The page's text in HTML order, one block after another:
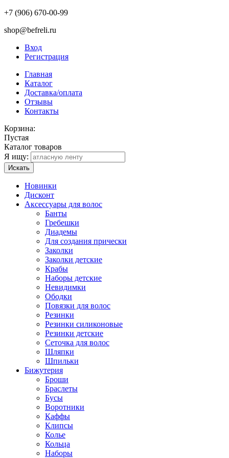
+7 (906) 670-00-99
shop@befreli.ru
Вход
Регистрация
Главная
Каталог
Доставка/оплата
Отзывы
Контакты
Корзина:
Пустая
Каталог товаров
Я ищу:
Искать
Новинки
Дисконт
Аксессуары для волос
Банты
Гребешки
Диадемы
Для создания прически
Заколки
Заколки детские
Крабы
Наборы детские
Невидимки
Ободки
Повязки для волос
Резинки
Резинки силиконовые
Резинки детские
Сеточка для волос
Шляпки
Шпильки
Бижутерия
Броши
Браслеты
Бусы
Воротники
Каффы
Клипсы
Колье
Кольца
Наборы